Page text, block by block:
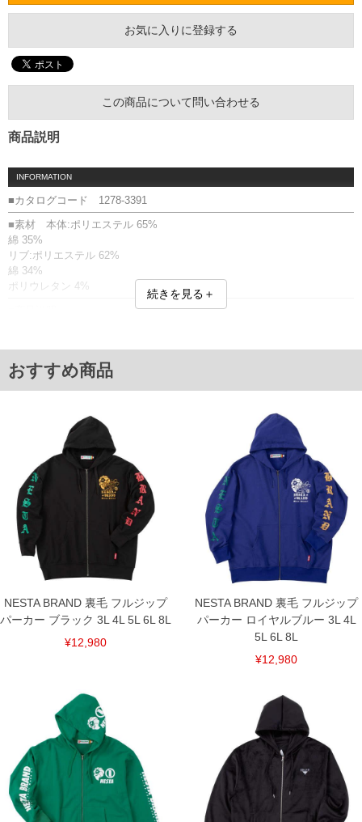
お気に入りに登録する
この商品について問い合わせる
商品説明
INFORMATION
■カタログコード 1278-3391
■素材 本体:ポリエステル 65%
綿 35%
リブ:ポリエステル 62%
綿 34%
ポリウレタン 4%
■サイズ表
4L/146/80/120/62/62
5L/156/82/130/64/63
6L/166/84/140/66/64
8L/186/88/160/70/66
単位はcm
※【返品交換について】
返品交換希望の方は、商品到着後1週間以内にご連絡ください。
下着(肌着)やワイシャツは商品の性質上、返品交換不可とさせて頂いております。予め
ご了承くださいませ。
※【ボトムの裾上げをご希望の場合】
備考欄に股下●cmとご記入下さい。（裾上げ無料対象商品は1本につき税込6,000円以
上の品が対象。1本5,999円以下の商品は有料（500円+税）となります。）
出荷まで約1週間～20日間程お時間を頂く場合がございます。
尚、裾上げした商品は返品・交換不可となりますので、予めご了承下さい。
一部、お直しに対応出来ない商品がございます。(例：裾にファスナーや調節ひもが付
ンピュータ画面）によって、商品の色味が若干異なる場合がございます。予めご了承
※当店での掲載商品は、実店鋪と在庫を共用しておりますので店頭での売り違い、店
舗からのお取り寄せ等により、お客様にご迷惑をお掛けしてしまう場合がございま
す。そのようなことがない様最大限に努めておりますが、もしあった場合速やかにご
連絡させて頂きますので予めご了承ください。
DETAIL
続きを見る＋
おすすめ商品
NESTA BRAND 裏毛 フルジップ
パーカー ブラック 3L 4L 5L 6L 8L
¥12,980
NESTA BRAND 裏毛 フルジップ
パーカー ロイヤルブルー 3L 4L
5L 6L 8L
¥12,980